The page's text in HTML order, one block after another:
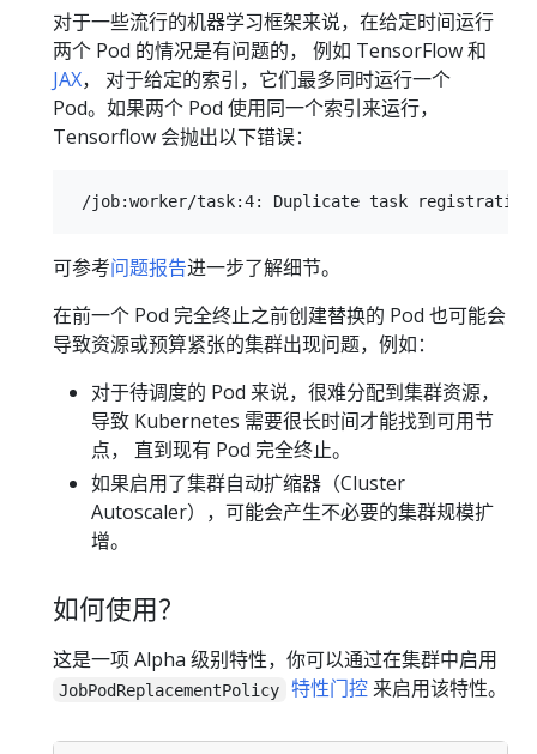
对于一些流行的机器学习框架来说，在给定时间运行
两个 Pod 的情况是有问题的， 例如 TensorFlow 和
JAX， 对于给定的索引，它们最多同时运行一个
Pod。如果两个 Pod 使用同一个索引来运行，
Tensorflow 会抛出以下错误：
可参考问题报告进一步了解细节。
在前一个 Pod 完全终止之前创建替换的 Pod 也可能会
导致资源或预算紧张的集群出现问题，例如：
对于待调度的 Pod 来说，很难分配到集群资源，
导致 Kubernetes 需要很长时间才能找到可用节
点， 直到现有 Pod 完全终止。
如果启用了集群自动扩缩器（Cluster
Autoscaler），可能会产生不必要的集群规模扩
增。
如何使用？
这是一项 Alpha 级别特性，你可以通过在集群中启用
JobPodReplacementPolicy 特性门控来启用该特性。